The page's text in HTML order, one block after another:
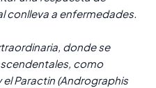
conlleva a enfermedades.
donde se
como
Paractin (Andrographis